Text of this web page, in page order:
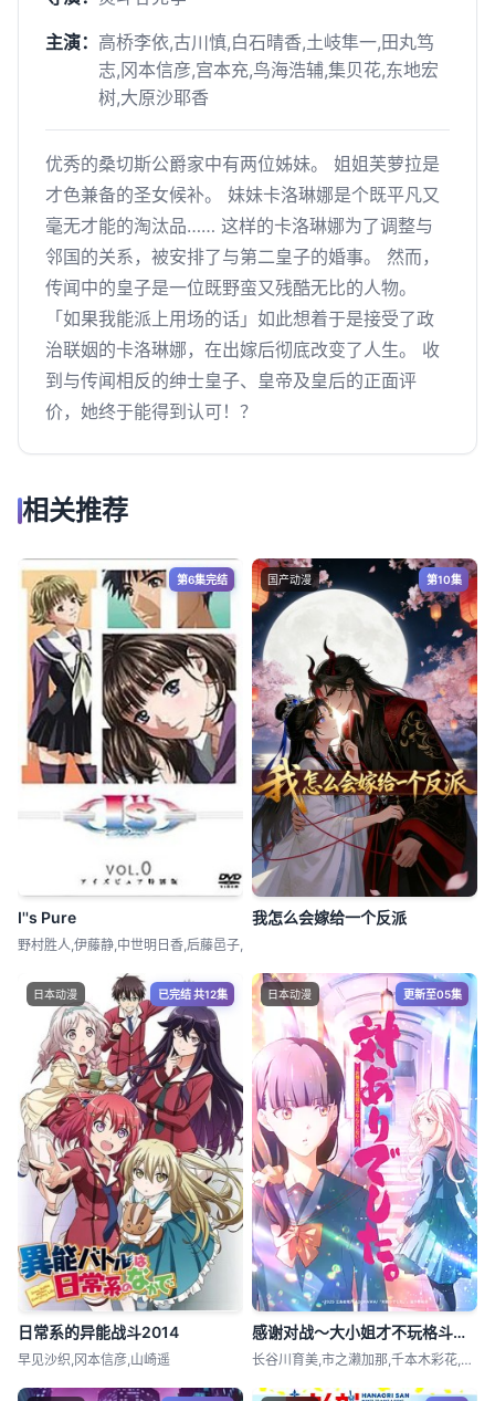
主演： 高桥李依,古川慎,白石晴香,土岐隼一,田丸笃
志,冈本信彦,宫本充,鸟海浩辅,集贝花,东地宏
树,大原沙耶香
优秀的桑切斯公爵家中有两位姊妹。 姐姐芙萝拉是
才色兼备的圣女候补。 妹妹卡洛琳娜是个既平凡又
毫无才能的淘汰品…… 这样的卡洛琳娜为了调整与
邻国的关系，被安排了与第二皇子的婚事。 然而，
传闻中的皇子是一位既野蛮又残酷无比的人物。
「如果我能派上用场的话」如此想着于是接受了政
治联姻的卡洛琳娜，在出嫁后彻底改变了人生。 收
到与传闻相反的绅士皇子、皇帝及皇后的正面评
价，她终于能得到认可！？
相关推荐
第6集完结
I''s Pure
野村胜人,伊藤静,中世明日香,后藤邑子,
国产动漫 第10集
我怎么会嫁给一个反派
日本动漫 已完结 共12集
日常系的异能战斗2014
早见沙织,冈本信彦,山崎遥
日本动漫 更新至05集
感谢对战～大小姐才不玩格斗游戏～
长谷川育美,市之濑加那,千本木彩花,下地